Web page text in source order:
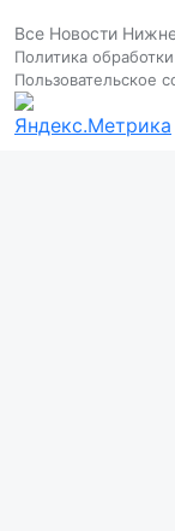
Все Новости
Политика
Пользовательское